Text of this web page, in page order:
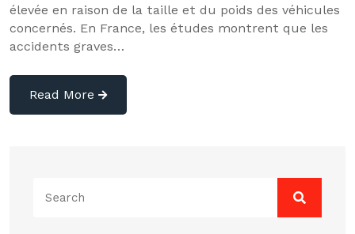
élevée en raison de la taille et du poids des véhicules
concernés. En France, les études montrent que les
accidents graves…
Read More
for: